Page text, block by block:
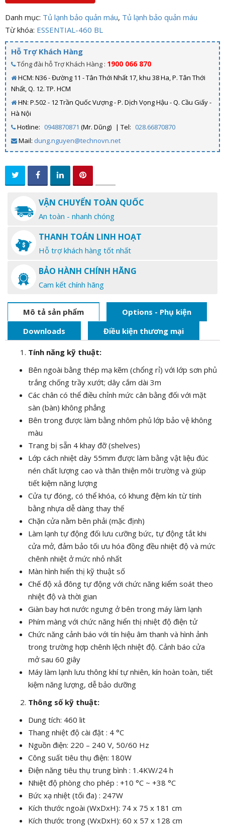
Danh mục: Tủ lạnh bảo quản máu, Tủ lạnh bảo quản máu
Từ khóa: ESSENTIAL-460 BL
Hỗ Trợ Khách Hàng
Tổng đài hỗ Trợ Khách Hàng : 1900 066 870
HCM: N36 - Đường 11 - Tân Thới Nhất 17, khu 38 Ha, P. Tân Thới
Nhất, Q. 12. TP. HCM
HN: P.502 - 12 Trần Quốc Vượng - P. Dịch Vọng Hậu - Q. Cầu Giấy -
Hà Nội
Hotline: 0948870871 (Mr. Dũng) | Tel: 028.66870870
Mail: dung.nguyen@technovn.net
VẬN CHUYỂN TOÀN QUỐC
An toàn - nhanh chóng
THANH TOÁN LINH HOẠT
Hỗ trợ khách hàng tốt nhất
BẢO HÀNH CHÍNH HÃNG
Cam kết chính hãng
Mô tả sản phẩm
Options - Phụ kiện
Downloads
Điều kiện thương mại
Tính năng kỹ thuật:
Bên ngoài bằng thép mạ kẽm (chổng rỉ) với lớp sơn phủ
trắng chống trầy xướt; dây cắm dài 3m
Các chân có thể điều chỉnh mức cân bằng đối với mặt
sàn (bàn) không phẳng
Bên trong được làm bằng nhôm phủ lớp bảo vệ không
màu
Trang bị sẵn 4 khay đỡ (shelves)
Lớp cách nhiệt dày 55mm được làm bằng vật liệu đúc
nén chất lượng cao và thân thiện môi trường và giúp
tiết kiệm năng lượng
Cửa tự đóng, có thể khóa, có khung đệm kín từ tính
bằng nhựa dễ dàng thay thế
Chặn cửa nằm bên phải (mặc định)
Làm lạnh tự động đối lưu cưỡng bức, tự động tắt khi
cửa mở, đảm bảo tối ưu hóa đồng đều nhiệt độ và mức
chênh nhiệt ở mức nhỏ nhất
Màn hình hiển thị kỹ thuật số
Chế độ xả đông tự động với chức năng kiểm soát theo
nhiệt độ và thời gian
Giàn bay hơi nước ngưng ở bên trong máy làm lạnh
Phím màng với chức năng hiển thị nhiệt độ điện tử
Chức năng cảnh báo với tín hiệu âm thanh và hình ảnh
trong trường hợp chênh lệch nhiệt độ. Cảnh báo cửa
mở sau 60 giây
Máy làm lạnh lưu thông khí tự nhiên, kín hoàn toàn, tiết
kiệm năng lượng, dễ bảo dưỡng
Thông số kỹ thuật:
Dung tích: 460 lit
Thang nhiệt độ cài đặt : 4 °C
Nguồn điện: 220 – 240 V, 50/60 Hz
Công suất tiêu thụ điện: 180W
Điện năng tiêu thụ trung bình : 1.4KW/24 h
Nhiệt độ phòng cho phép : +10 °C ~ +38 °C
Bức xạ nhiệt (tối đa) : 247W
Kích thước ngoài (WxDxH): 74 x 75 x 181 cm
Kích thước trong (WxDxH): 60 x 57 x 128 cm